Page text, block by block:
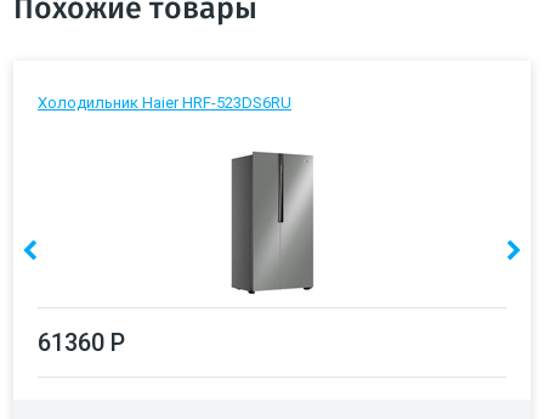
Похожие товары
Холодильник Haier HRF-523DS6RU
61360 Р